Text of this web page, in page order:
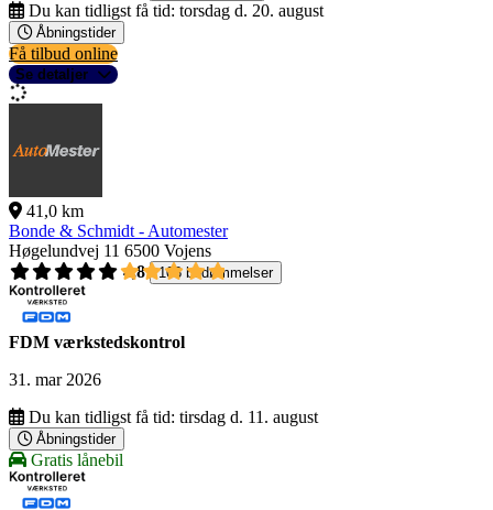
Du kan tidligst få tid: torsdag d. 20. august
Åbningstider
Få tilbud online
Se detaljer
41,0 km
Bonde & Schmidt - Automester
Høgelundvej 11 6500 Vojens
4,8
108 bedømmelser
FDM værkstedskontrol
31. mar 2026
Du kan tidligst få tid: tirsdag d. 11. august
Åbningstider
Gratis lånebil